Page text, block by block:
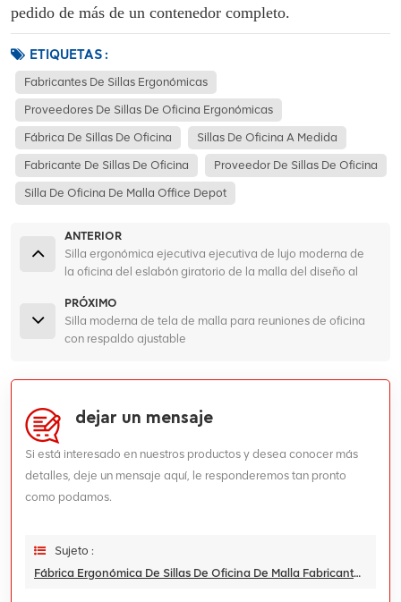
pedido de más de un contenedor completo.
ETIQUETAS :
Fabricantes De Sillas Ergonómicas
Proveedores De Sillas De Oficina Ergonómicas
Fábrica De Sillas De Oficina Sillas De Oficina A Medida
Fabricante De Sillas De Oficina Proveedor De Sillas De Oficina
Silla De Oficina De Malla Office Depot
ANTERIOR
Silla ergonómica ejecutiva ejecutiva de lujo moderna de
la oficina del eslabón giratorio de la malla del diseño al
PRÓXIMO
Silla moderna de tela de malla para reuniones de oficina
con respaldo ajustable
dejar un mensaje
Si está interesado en nuestros productos y desea conocer más
detalles, deje un mensaje aquí, le responderemos tan pronto
como podamos.
Sujeto :
Fábrica Ergonómica De Sillas De Oficina De Malla Fabricantes De Sillas Ergonómicas